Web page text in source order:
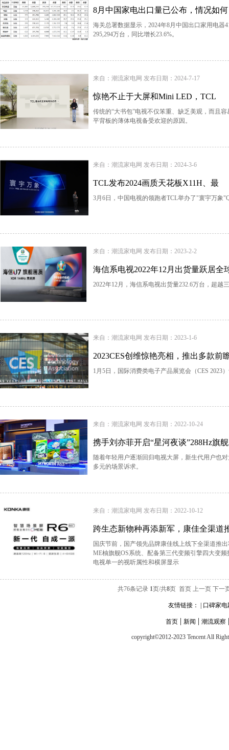
8月中国家电出口量已公布，情况如
海关总署数据显示，2024年8月中国出口家用电器
295,294万台，同比增长23.6%。
来自：潮流家电网 发布日期：2024-7-17
惊艳不止于大屏和Mini LED，TCL
传统的“大书包”电视不仅笨重、缺乏美观，而且
平背板的薄体电视备受欢迎的原因。
来自：潮流家电网 发布日期：2024-3-6
TCL发布2024画质天花板X11H、最
3月6日，中国电视的领跑者TCL举办了"寰宇万象
来自：潮流家电网 发布日期：2023-2-2
海信系电视2022年12月出货量跃居全
2022年12月，海信系电视出货量232.6万台，超越
来自：潮流家电网 发布日期：2023-1-6
2023CES创维惊艳亮相，推出多款前
1月5日，国际消费类电子产品展览会（CES 2023
来自：潮流家电网 发布日期：2022-10-24
携手刘亦菲开启“星河夜谈”288Hz旗舰
随着年轻用户逐渐回归电视大屏，新生代用户也
多元的场景诉求。
来自：潮流家电网 发布日期：2022-10-12
跨生态新物种再添新军，康佳全渠道
国庆节前，国产领先品牌康佳线上线下全渠道推
ME柚旗舰OS系统、配备第三代变频引擎四大变
电视单一的视听属性和横屏显示
共76条记录 1页/共8页 首页上一页 下一
友情链接： | 口碑家
首页 | 新闻 | 潮流观察
copyright©2012-2023 Tencent All